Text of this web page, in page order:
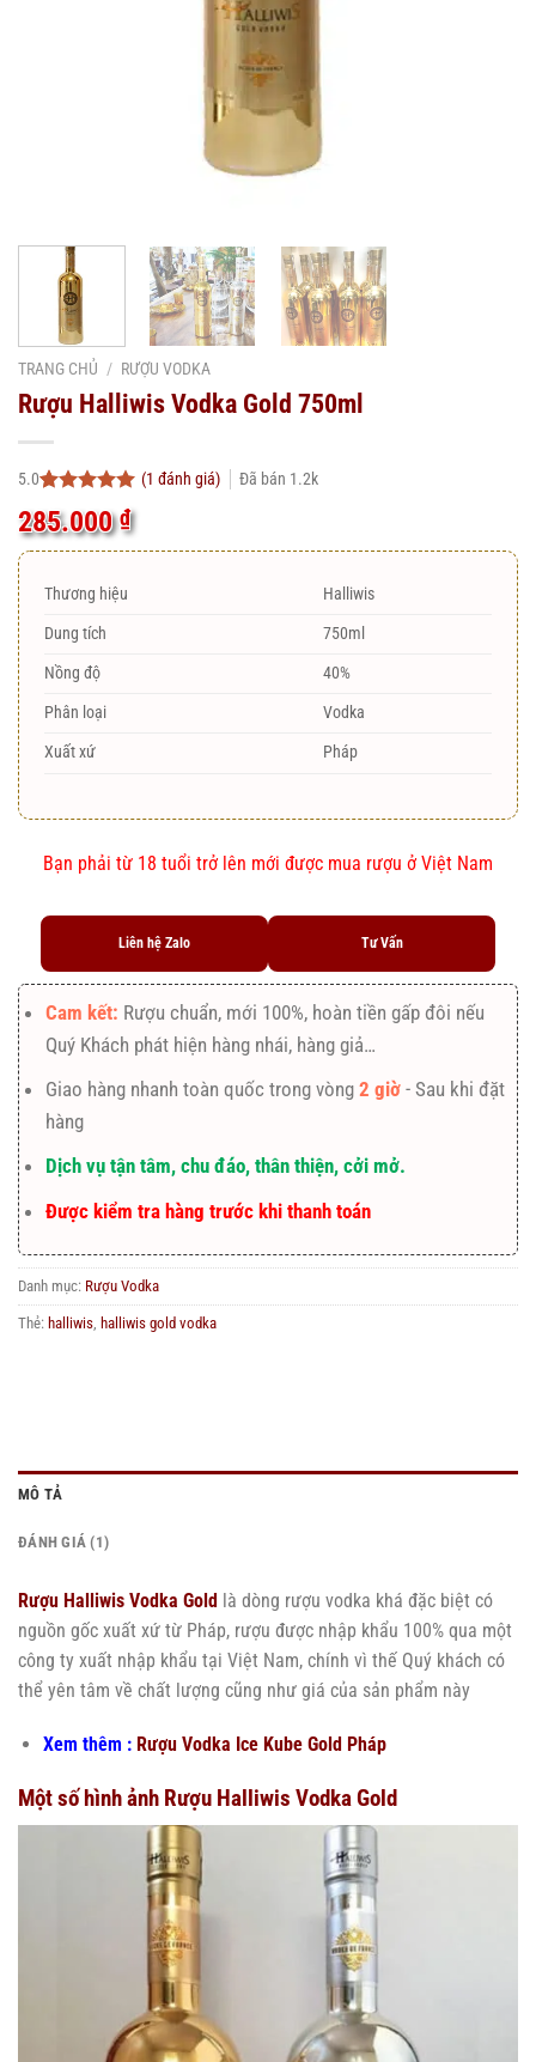
TRANG CHỦ / RƯỢU VODKA
Rượu Halliwis Vodka Gold 750ml
5.0
5.0 trên 5
dựa trên
1
đánh giá
(1 đánh giá) Đã bán 1.2k
285.000₫
Thương hiệu
Halliwis
Dung tích
750ml
Nồng độ
40%
Phân loại
Vodka
Xuất xứ
Pháp
Bạn phải từ 18 tuổi trở lên mới được mua rượu ở Việt Nam
Liên hệ Zalo Tư Vấn
Cam kết: Rượu chuẩn, mới 100%, hoàn tiền gấp đôi nếu
Quý Khách phát hiện hàng nhái, hàng giả…
Giao hàng nhanh toàn quốc trong vòng2 giờ - Sau khi đặt
hàng
Dịch vụ tận tâm, chu đáo, thân thiện, cởi mở.
Được kiểm tra hàng trước khi thanh toán
Danh mục: Rượu Vodka
Thẻ: halliwis halliwis gold vodka
MÔ TẢ
ĐÁNH GIÁ (1)
Rượu Halliwis Vodka Gold là dòng rượu vodka khá đặc biệt có
nguồn gốc xuất xứ từ Pháp, rượu được nhập khẩu 100% qua một
công ty xuất nhập khẩu tại Việt Nam, chính vì thế Quý khách có
thể yên tâm về chất lượng cũng như giá của sản phẩm này
Xem thêm : Rượu Vodka Ice Kube Gold Pháp
Một số hình ảnh Rượu Halliwis Vodka Gold